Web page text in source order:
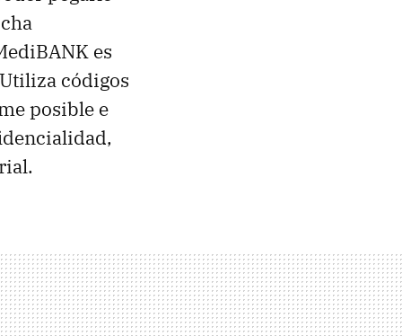
es
códigos
posible e